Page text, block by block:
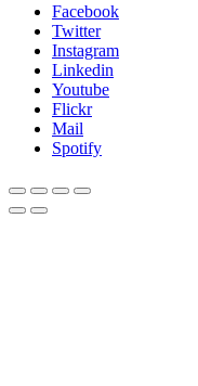
Facebook
Twitter
Instagram
Linkedin
Youtube
Flickr
Mail
Spotify